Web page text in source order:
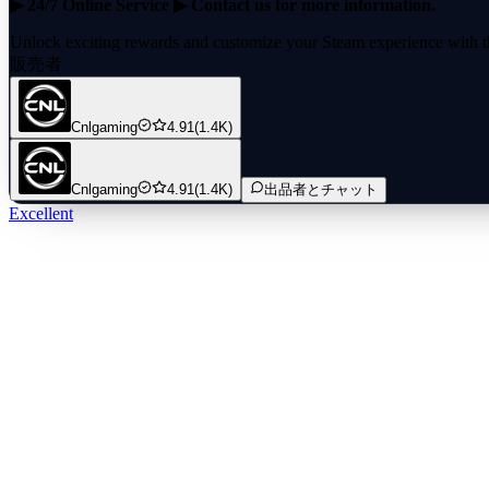
▶ 24/7 Online Service ▶ Contact us for more information.
Unlock exciting rewards and customize your Steam experience
profile, allowing you to access exclusive items and personalize your
販売者
Cnlgaming 4.91(1.4K)
Cnlgaming 4.91(1.4K) 出品者とチャット
Excellent